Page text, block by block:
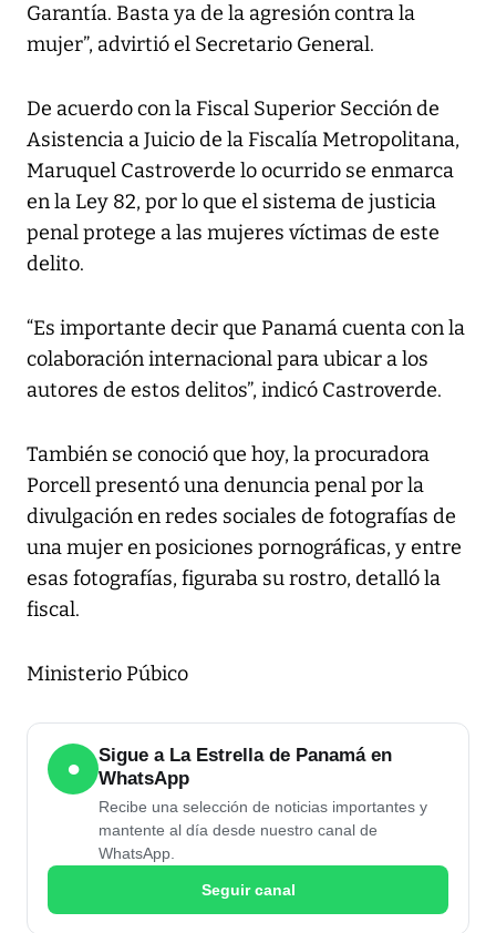
Garantía. Basta ya de la agresión contra la
mujer”, advirtió el Secretario General.
De acuerdo con la Fiscal Superior Sección de
Asistencia a Juicio de la Fiscalía Metropolitana,
Maruquel Castroverde lo ocurrido se enmarca
en la Ley 82, por lo que el sistema de justicia
penal protege a las mujeres víctimas de este
delito.
“Es importante decir que Panamá cuenta con la
colaboración internacional para ubicar a los
autores de estos delitos”, indicó Castroverde.
También se conoció que hoy, la procuradora
Porcell presentó una denuncia penal por la
divulgación en redes sociales de fotografías de
una mujer en posiciones pornográficas, y entre
esas fotografías, figuraba su rostro, detalló la
fiscal.
Ministerio Púbico
●
Sigue a La Estrella de Panamá en
WhatsApp
Recibe una selección de noticias importantes y
mantente al día desde nuestro canal de
WhatsApp.
Seguir canal